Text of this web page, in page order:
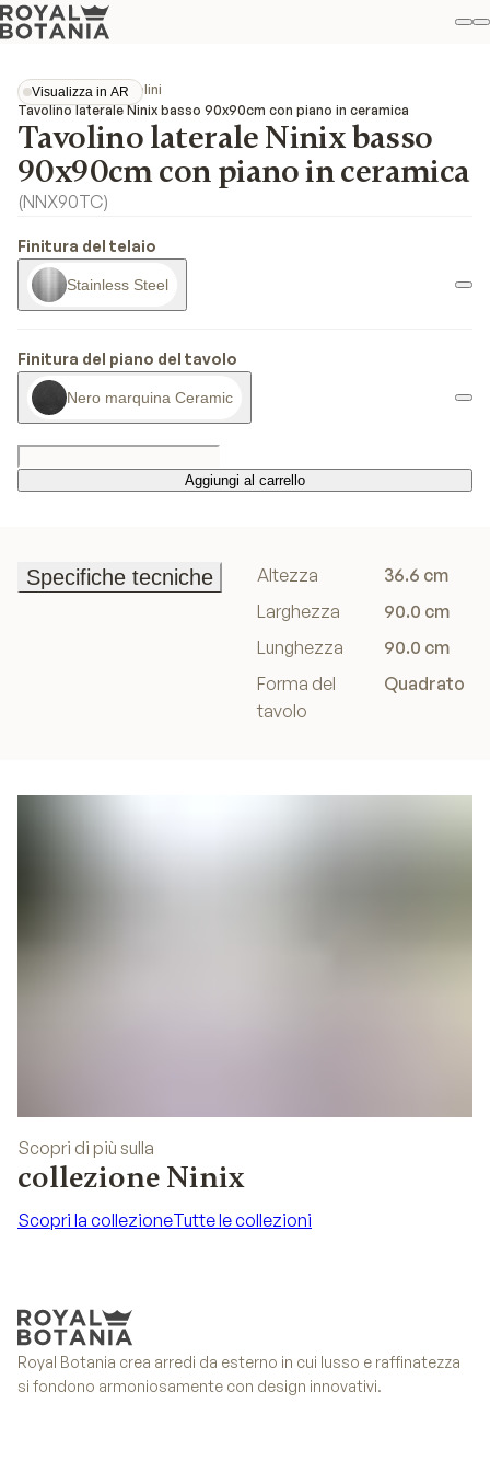
Il
Visualizza in AR
Visualizza in AR
CollezioniNinixTavolini
Tavolino laterale Ninix basso 90x90cm con piano in ceramica
Tavolino laterale Ninix basso
90x90cm con piano in ceramica
(NNX90TC)
Finitura del telaio
Stainless Steel
Finitura del piano del tavolo
Nero marquina Ceramic
Aggiungi al carrello
Aggiungi al carrello
Specifiche tecniche
Altezza
36.6 cm
Larghezza
90.0 cm
Lunghezza
90.0 cm
Forma del
tavolo
Quadrato
Scopri di più sulla
collezione Ninix
Scopri la collezioneTutte le collezioni
Royal Botania crea arredi da esterno in cui lusso e raffinatezza
si fondono armoniosamente con design innovativi.